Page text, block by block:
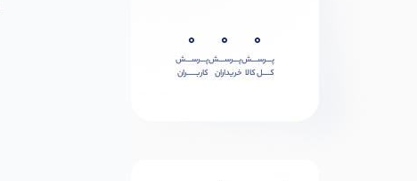
0
پـــرســـش
کــــل کالا
0
پـــرســـش
خریداران
0
پـــرســـش
کاربـــــران